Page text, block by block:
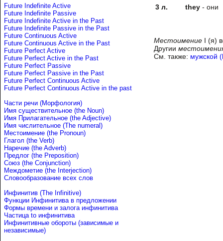
Future Indefinite Active
Future Indefinite Passive
Future Indefinite Active in the Past
Future Indefinite Passive in the Past
Future Continuous Active
Future Continuous Active in the Past
Future Perfect Active
Future Perfect Active in the Past
Future Perfect Passive
Future Perfect Passive in the Past
Future Perfect Continuous Active
Future Perfect Continuous Active in the past
Части речи (Морфология)
Имя существительное (the Noun)
Имя Прилагательное (the Adjective)
Имя числительное (The numeral)
Местоимение (the Pronoun)
Глагол (the Verb)
Наречие (the Adverb)
Предлог (the Preposition)
Союз (the Conjunction)
Междометие (the Interjection)
Словообразование всех слов
Инфинитив (The Infinitive)
Функции Инфинитива в предложении
Формы времени и залога инфинитива
Частица to инфинитива
Инфинитивные обороты (зависимые и
независимые)
3 л. they - они
Местоимение I (я)
Другии
См. также: мужской